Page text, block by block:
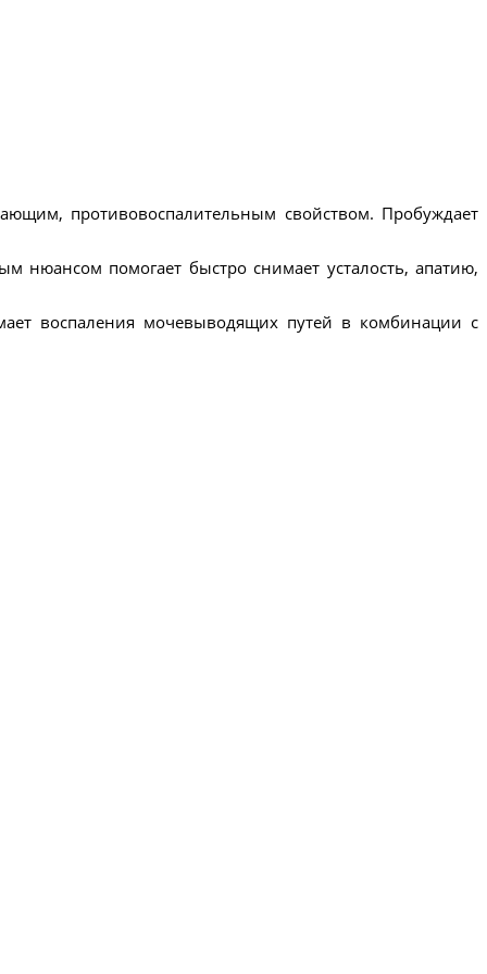
противовоспалительным свойством. Пробуждает
нюансом помогает быстро снимает усталость, апатию,
воспаления мочевыводящих путей в комбинации с